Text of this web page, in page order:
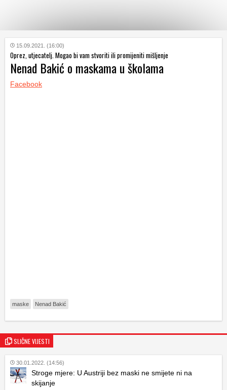
KATEGORIJE
HRVATSKI
WEB
15.09.2021. (16:00)
Oprez, utjecatelj. Mogao bi vam stvoriti ili promijeniti mišljenje
Nenad Bakić o maskama u školama
Facebook
maske Nenad Bakić
SLIČNE VIJESTI
30.01.2022. (14:56)
Stroge mjere: U Austriji bez maski ne smijete ni na
skijanje